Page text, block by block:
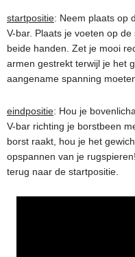
startpositie: Neem plaats op
V-bar. Plaats je voeten op
beide handen. Zet je mooi
armen gestrekt terwijl je het
aangename spanning
eindpositie: Hou je
V-bar richting je borstbeen
borst raakt, hou je het
opspannen van je
terug naar de startpositie.